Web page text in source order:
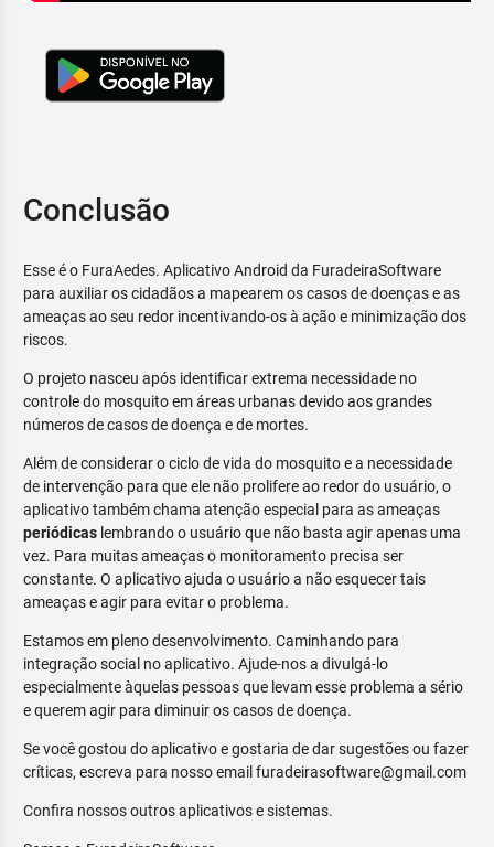
Conclusão
Esse é o FuraAedes. Aplicativo Android da FuradeiraSoftware
para auxiliar os cidadãos a mapearem os casos de doenças e as
ameaças ao seu redor incentivando-os à ação e minimização dos
riscos.
O projeto nasceu após identificar extrema necessidade no
controle do mosquito em áreas urbanas devido aos grandes
números de casos de doença e de mortes.
Além de considerar o ciclo de vida do mosquito e a necessidade
de intervenção para que ele não prolifere ao redor do usuário, o
aplicativo também chama atenção especial para as ameaças
periódicas lembrando o usuário que não basta agir apenas uma
vez. Para muitas ameaças o monitoramento precisa ser
constante. O aplicativo ajuda o usuário a não esquecer tais
ameaças e agir para evitar o problema.
Estamos em pleno desenvolvimento. Caminhando para
integração social no aplicativo. Ajude-nos a divulgá-lo
especialmente àquelas pessoas que levam esse problema a sério
e querem agir para diminuir os casos de doença.
Se você gostou do aplicativo e gostaria de dar sugestões ou fazer
críticas, escreva para nosso email furadeirasoftware@gmail.com
Confira nossos outros aplicativos e sistemas.